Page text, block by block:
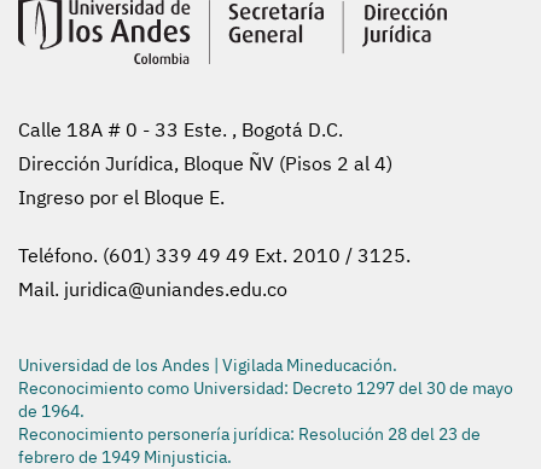
Calle 18A # 0 - 33 Este. , Bogotá D.C.
Dirección Jurídica, Bloque ÑV (Pisos 2 al 4)
Ingreso por el Bloque E.
Teléfono. (601) 339 49 49 Ext. 2010 / 3125.
Mail. juridica@uniandes.edu.co
Universidad de los Andes | Vigilada Mineducación.
Reconocimiento como Universidad: Decreto 1297 del 30 de mayo
de 1964.
Reconocimiento personería jurídica: Resolución 28 del 23 de
febrero de 1949 Minjusticia.